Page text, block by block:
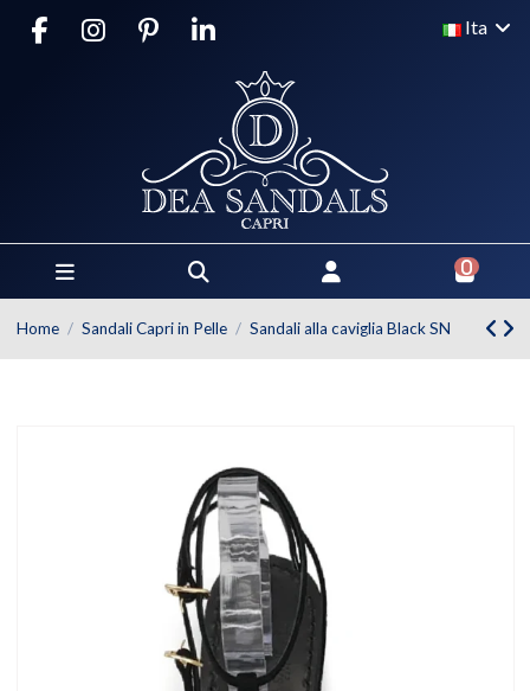
Ita
0
Home Sandali Capri in Pelle Sandali alla caviglia Black SN